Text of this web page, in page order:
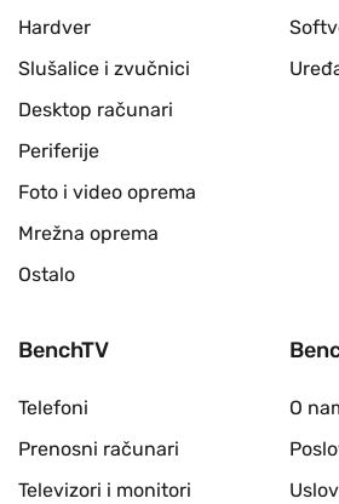
Hardver
Slušalice i zvučnici
Desktop računari
Periferije
Foto i video oprema
Mrežna oprema
Ostalo
BenchTV
Telefoni
Prenosni računari
Televizori i monitori
O